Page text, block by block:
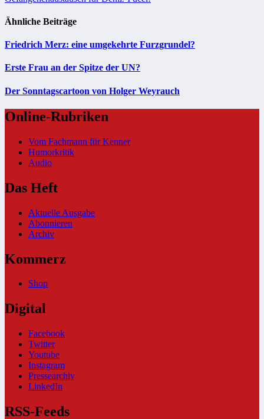
Ähnliche Beiträge
Friedrich Merz: eine umgekehrte Furzgrundel?
Erste Frau an der Spitze der UN?
Der Sonntagscartoon von Holger Weyrauch
Online-Rubriken
Vom Fachmann für Kenner
Humorkritik
Audio
Das Heft
Aktuelle Ausgabe
Abonnieren
Archiv
Kommerz
Shop
Digital
Facebook
Twitter
Youtube
Instagram
Pressearchiv
LinkedIn
RSS-Feeds